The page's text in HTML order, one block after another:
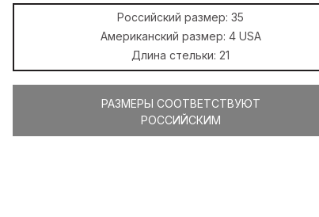
Российский размер:35
Американский размер: 4 USA
Длина стельки: 21
РАЗМЕРЫ СООТВЕТСТВУЮТ
РОССИЙСКИМ